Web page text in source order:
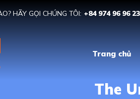
HÃY GỌI CHÚNG TÔI: +84 974 96 96 23
Trang chủ
The